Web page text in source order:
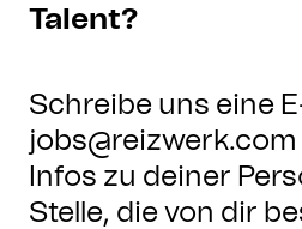
Talent?
Schreibe uns eine
Infos zu deiner
Stelle, die von dir